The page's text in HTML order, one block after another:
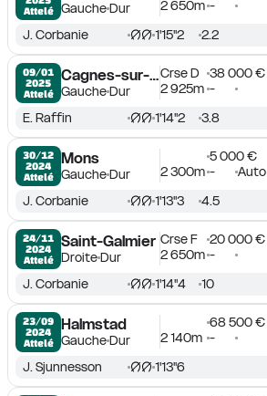
Attelé
GaucheDur 2 650m -
J. Corbanie 1'15''2 2.2
09/01
2025
Attelé
Cagnes-sur-Mer
GaucheDur
Crse D
38 000 €
2 925m -
E. Raffin 1'14''2 3.8
30/12
2024
Attelé
Mons
GaucheDur
5 000 €
2 300m - Auto
J. Corbanie 1'13''3 4.5
24/11
2024
Attelé
Saint-Galmier
DroiteDur
Crse F
20 000 €
2 650m -
J. Corbanie 1'14''4 10
23/09
2024
Attelé
Halmstad
GaucheDur
68 500 €
2 140m -
J. Sjunnesson 1'13''6